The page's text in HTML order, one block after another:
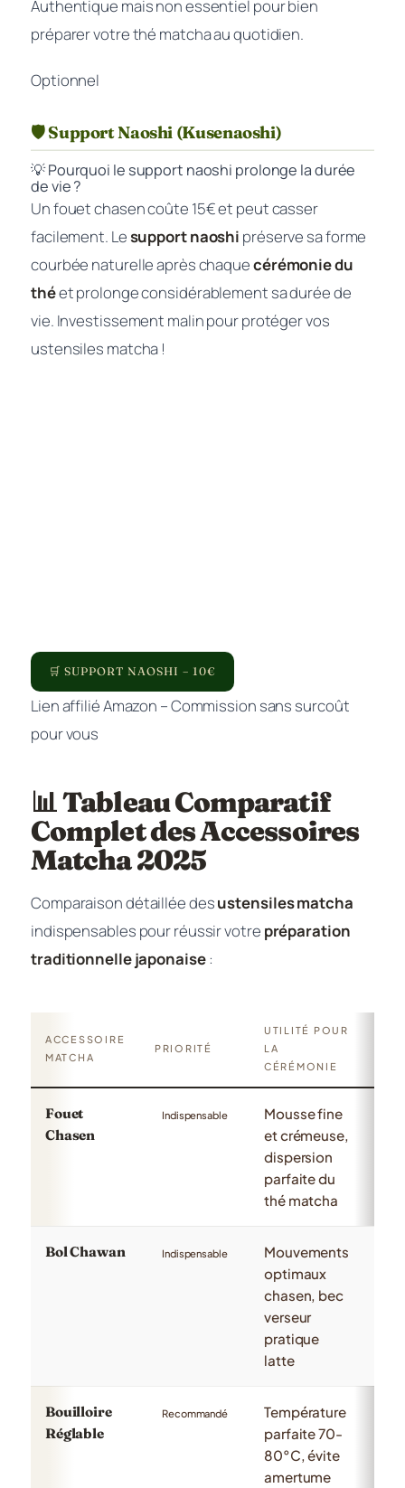
Authentique mais non essentiel pour bien
préparer votre thé matcha au quotidien.
Optionnel
🛡️ Support Naoshi (Kusenaoshi)
💡 Pourquoi le support naoshi prolonge la durée
de vie ?
Un fouet chasen coûte 15€ et peut casser
facilement. Lesupport naoshi préserve sa forme
courbée naturelle après chaquecérémonie du
théet prolonge considérablement sa durée de
vie. Investissement malin pour protéger vos
ustensiles matcha !
🛒 SUPPORT NAOSHI – 10€
Lien affilié Amazon – Commission sans surcoût
pour vous
📊 Tableau Comparatif
Complet des Accessoires
Matcha 2025
Comparaison détaillée desustensiles matcha
indispensables pour réussir votre préparation
traditionnelle japonaise:
ACCESSOIRE
MATCHA
PRIORITÉ
UTILITÉ POUR
LA
CÉRÉMONIE
Fouet
Chasen
Indispensable
Mousse fine
et crémeuse,
dispersion
parfaite du
thé matcha
Bol Chawan Indispensable
Mouvements
optimaux
chasen, bec
verseur
pratique
latte
Bouilloire
Réglable
Recommandé
Température
parfaite 70-
80°C, évite
amertume